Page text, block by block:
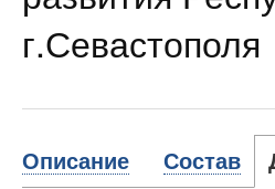
г.Севастополя
Описание Состав